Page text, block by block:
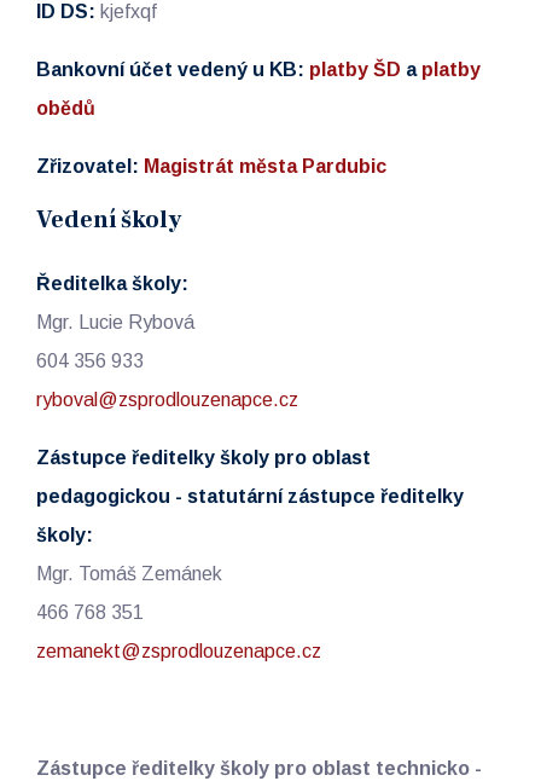
ID DS: kjefxqf
Bankovní účet vedený u KB: platby ŠD a platby
obědů
Zřizovatel: Magistrát města Pardubic
Vedení školy
Ředitelka školy:
Mgr. Lucie Rybová
604 356 933
ryboval@zsprodlouzenapce.cz
Zástupce ředitelky školy pro oblast
pedagogickou - statutární zástupce ředitelky
školy:
Mgr. Tomáš Zemánek
466 768 351
zemanekt@zsprodlouzenapce.cz
Zástupce ředitelky školy pro oblast technicko -